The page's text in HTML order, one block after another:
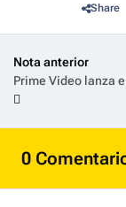
Share
Nota anterior
0